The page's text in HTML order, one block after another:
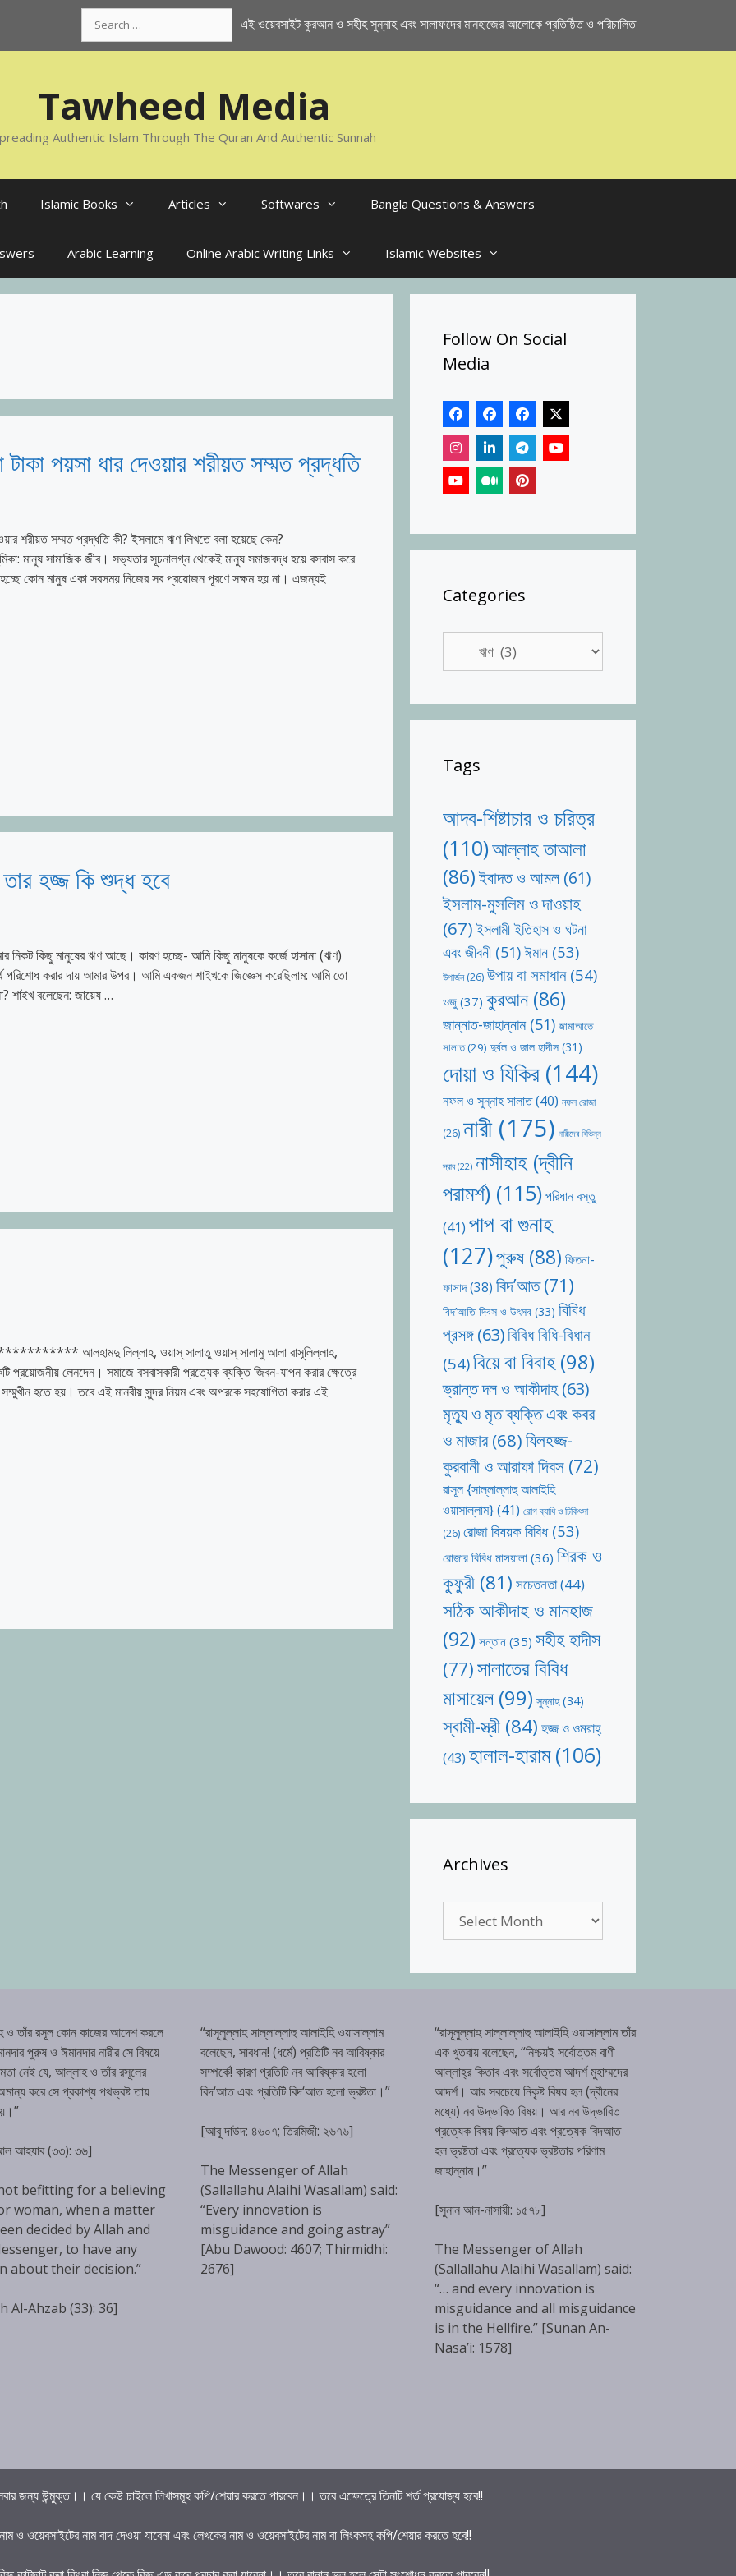
for:
এই ওয়েবসাইট কুরআন ও সহীহ সুন্নাহ এবং সালাফদের মানহাজের আলোকে প্রতিষ্ঠিত ও পরিচালিত
Tawheed Media
Authentic Islam Through The Quran And Authentic Sunnah
Islamic Books Articles Softwares Bangla Questions & Answers
Arabic Learning Online Arabic Writing Links Islamic Websites
পয়সা ধার দেওয়ার শরীয়ত সম্মত প্রদ্ধতি
শরীয়ত সম্মত প্রদ্ধতি কী? ইসলামে ঋণ লিখতে বলা হয়েছে কেন?
জীব। সভ্যতার সূচনালগ্ন থেকেই মানুষ সমাজবদ্ধ হয়ে বসবাস করে
কোন মানুষ একা সবসময় নিজের সব প্রয়োজন পূরণে সক্ষম হয় না। এজন্যই
হজ্জ কি শুদ্ধ হবে
কিছু মানুষের ঋণ আছে। কারণ হচ্ছে- আমি কিছু মানুষকে কর্জে হাসানা (ঋণ)
পরিশোধ করার দায় আমার উপর। আমি একজন শাইখকে জিজ্ঞেস করেছিলাম: আমি তো
শাইখ বলেছেন: জায়েয …
আলহামদু লিল্লাহ, ওয়াস্ সালাতু ওয়াস্ সালামু আলা রাসূলিল্লাহ,
প্রয়োজনীয় লেনদেন। সমাজে বসবাসকারী প্রত্যেক ব্যক্তি জিবন-যাপন করার ক্ষেত্রে
হতে হয়। তবে এই মানবীয় সুন্দর নিয়ম এবং অপরকে সহযোগিতা করার এই
Follow On Social
Media
Categories
Tags
আদব-শিষ্টাচার ও চরিত্র
(110)আল্লাহ তাআলা
(86)ইবাদত ও আমল(61)
ইসলাম-মুসলিম ও দাওয়াহ
(67) ইসলামী ইতিহাস ও ঘটনা
এবং জীবনী(51)ঈমান (53)
উপার্জন(26) উপায় বা সমাধান(54)
ওজু (37) কুরআন(86)
জান্নাত-জাহান্নাম(51) জামাআতে
সালাত(29) দুর্বল ও জাল হাদীস (31)
দোয়া ও যিকির (144)
নফল ও সুন্নাহ সালাত(40) নফল রোজা
(26) নারী(175) নারীদের বিভিন্ন
স্রাব(22) নাসীহাহ (দ্বীনি
পরামর্শ) (115)পরিধান বস্তু
(41) পাপ বা গুনাহ
(127)পুরুষ(88) ফিতনা-
ফাসাদ(38) বিদ’আত(71)
বিদ’আতি দিবস ও উৎসব (33) বিবিধ
প্রসঙ্গ(63)বিবিধ বিধি-বিধান
(54)বিয়ে বা বিবাহ (98)
ভ্রান্ত দল ও আকীদাহ(63)
মৃত্যু ও মৃত ব্যক্তি এবং কবর
ও মাজার(68)যিলহজ্জ-
কুরবানী ও আরাফা দিবস (72)
রাসূল {সাল্লাল্লাহু আলাইহি
ওয়াসাল্লাম}(41) রোগ ব্যাধি ও চিকিৎসা
(26) রোজা বিষয়ক বিবিধ(53)
রোজার বিবিধ মাসয়ালা (36) শিরক ও
কুফুরী (81) সচেতনতা(44)
সঠিক আকীদাহ ও মানহাজ
(92) সন্তান (35) সহীহ হাদীস
(77)সালাতের বিবিধ
মাসায়েল(99) সুন্নাহ(34)
স্বামী-স্ত্রী(84) হজ্জ ও ওমরাহ্‌
(43) হালাল-হারাম(106)
Archives
ও তাঁর রসূল কোন কাজের আদেশ করলে
পুরুষ ও ঈমানদার নারীর সে বিষয়ে
নেই যে, আল্লাহ ও তাঁর রসূলের
করে সে প্রকাশ্য পথভ্রষ্ট তায়
আহযাব (৩৩): ৩৬]
befitting for a believing
woman, when a matter
decided by Allah and
to have any
about their decision.”
Al-Ahzab (33): 36]
“রাসূলুল্লাহ সাল্লাল্লাহু আলাইহি ওয়াসাল্লাম
বলেছেন, সাবধান! (ধর্মে) প্রতিটি নব আবিষ্কার
সম্পর্কে! কারণ প্রতিটি নব আবিষ্কার হলো
বিদ‘আত এবং প্রতিটি বিদ‘আত হলো ভ্রষ্টতা।”
[আবূ দাউদ: ৪৬০৭; তিরমিজী: ২৬৭৬]
The Messenger of Allah
(Sallallahu Alaihi Wasallam) said:
“Every innovation is
misguidance and going astray”
[Abu Dawood: 4607; Thirmidhi:
2676]
“রাসূলুল্লাহ সাল্লাল্লাহু আলাইহি ওয়াসাল্লাম তাঁর
এক খুতবায় বলেছেন, “নিশ্চয়ই সর্বোত্তম বাণী
আল্লাহ্‌র কিতাব এবং সর্বোত্তম আদর্শ মুহাম্মদের
আদর্শ। আর সবচেয়ে নিকৃষ্ট বিষয় হল (দ্বীনের
মধ্যে) নব উদ্ভাবিত বিষয়। আর নব উদ্ভাবিত
প্রত্যেক বিষয় বিদআত এবং প্রত্যেক বিদআত
হল ভ্রষ্টতা এবং প্রত্যেক ভ্রষ্টতার পরিণাম
জাহান্নাম।”
[সুনান আন-নাসায়ী: ১৫৭৮]
The Messenger of Allah
(Sallallahu Alaihi Wasallam) said:
“… and every innovation is
misguidance and all misguidance
is in the Hellfire.” [Sunan An-
Nasa’i: 1578]
জন্য উন্মুক্ত।। যে কেউ চাইলে লিখাসমূহ কপি/শেয়ার করতে পারবেন।। তবে এক্ষেত্রে তিনটি শর্ত প্রযোজ্য হবে!!
ও ওয়েবসাইটের নাম বাদ দেওয়া যাবেনা এবং লেখকের নাম ও ওয়েবসাইটের নাম বা লিংকসহ কপি/শেয়ার করতে হবে!!